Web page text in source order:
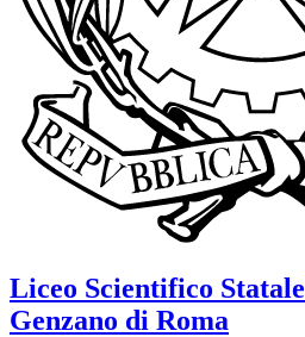
Liceo Scientifico Statale
Genzano di Roma